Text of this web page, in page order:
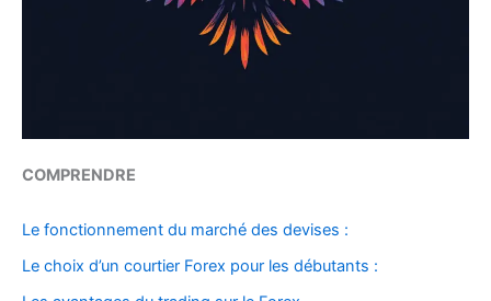
COMPRENDRE
Le fonctionnement du marché des devises :
Le choix d’un courtier Forex pour les débutants :